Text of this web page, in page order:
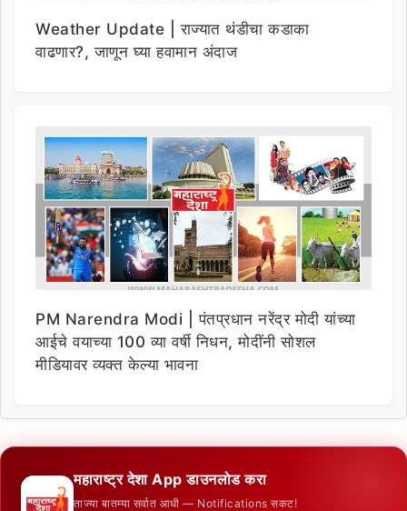
Weather Update | राज्यात थंडीचा कडाका
वाढणार?, जाणून घ्या हवामान अंदाज
PM Narendra Modi | पंतप्रधान नरेंद्र मोदी यांच्या
आईचे वयाच्या 100 व्या वर्षी निधन, मोदींनी सोशल
मीडियावर व्यक्त केल्या भावना
महाराष्ट्र देशा App डाउनलोड करा
ताज्या बातम्या सर्वात आधी — Notifications सकट!